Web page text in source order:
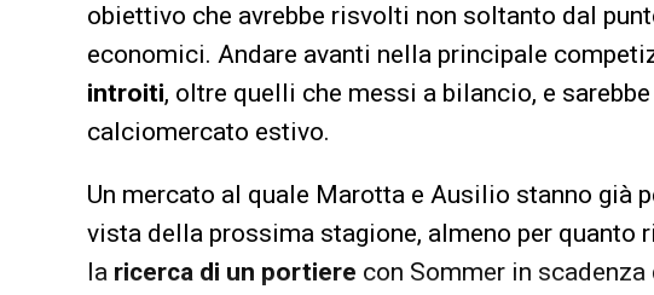
obiettivo che avrebbe risvolti non soltanto dal
economici. Andare avanti nella principale
introiti, oltre quelli che messi a bilancio, e
calciomercato estivo.
Un mercato al quale Marotta e Ausilio stanno già
vista della prossima stagione, almeno per quanto
la ricerca di un portiere con Sommer in